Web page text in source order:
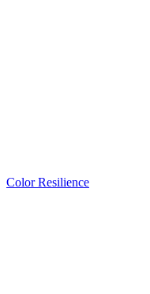
Color Resilience